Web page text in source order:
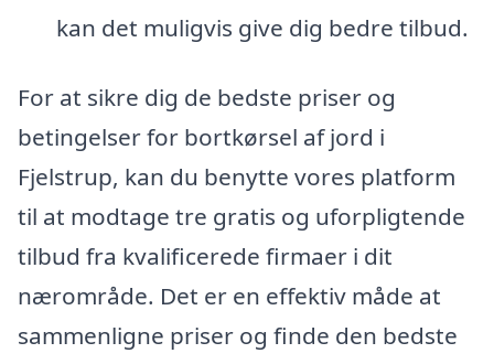
kan det muligvis give dig bedre tilbud.
For at sikre dig de bedste priser og
betingelser for bortkørsel af jord i
Fjelstrup, kan du benytte vores platform
til at modtage tre gratis og uforpligtende
tilbud fra kvalificerede firmaer i dit
nærområde. Det er en effektiv måde at
sammenligne priser og finde den bedste